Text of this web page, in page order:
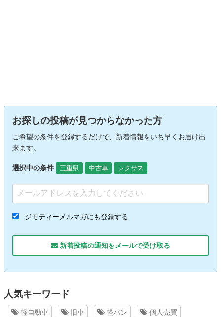
お探しの投稿が見つからなかった方
ご希望の条件を登録するだけで、新着情報をいち早くお届け出
来ます。
選択中の条件 三重県 中古車 レクサス
ジモティーメルマガにも登録する
新着投稿の通知をメールで受け取る
人気キーワード
軽自動車 旧車 軽バン 個人売買